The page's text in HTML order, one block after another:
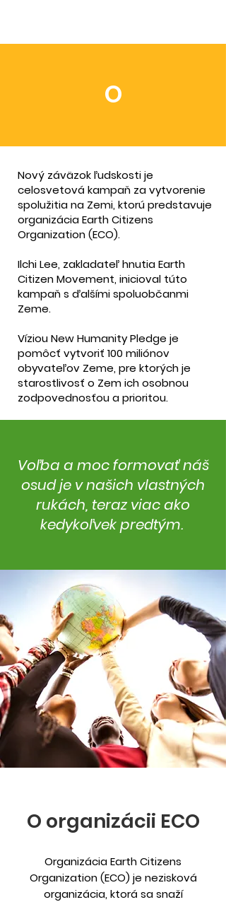
O
Nový záväzok ľudskosti je
celosvetová kampaň za vytvorenie
spolužitia na Zemi, ktorú predstavuje
organizácia Earth Citizens
Organization (ECO).
Ilchi Lee, zakladateľ hnutia Earth
Citizen Movement, inicioval túto
kampaň s ďalšími spoluobčanmi
Zeme.
Víziou New Humanity Pledge je
pomôcť vytvoriť 100 miliónov
obyvateľov Zeme, pre ktorých je
starostlivosť o Zem ich osobnou
zodpovednosťou a prioritou.
Voľba a moc formovať náš
osud je v našich vlastných
rukách, teraz viac ako
kedykoľvek predtým.
O organizácii ECO
Organizácia Earth Citizens
Organization (ECO) je nezisková
organizácia, ktorá sa snaží